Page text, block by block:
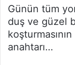
Günün tüm
duş ve güzel
anahtarı…